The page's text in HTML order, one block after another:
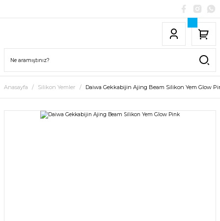
Anasayfa Silikon Yemler Daiwa Gekkabijin Ajing Beam Silikon Yem Glow